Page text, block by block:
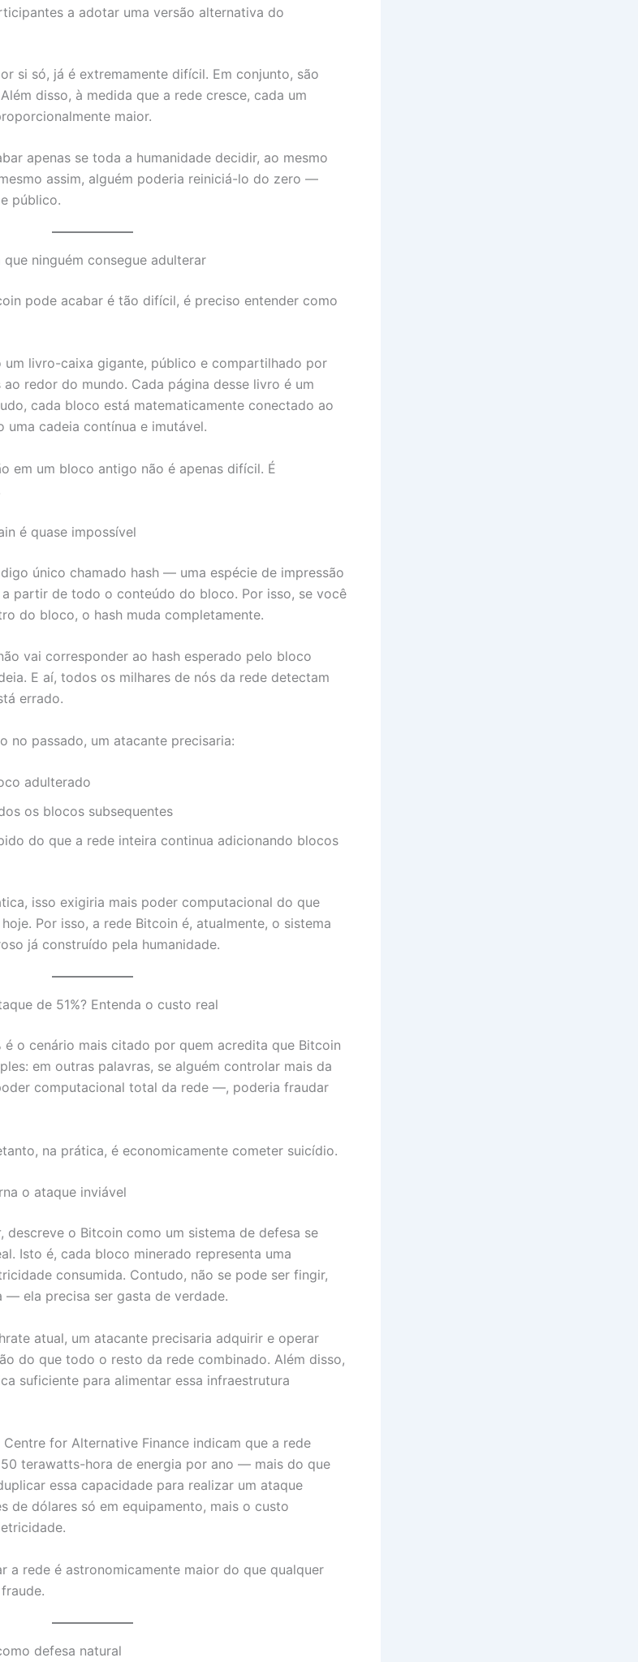
a adotar uma versão alternativa do
si só, já é extremamente difícil. Em conjunto, são
disso, à medida que a rede cresce, cada um
maior.
apenas se toda a humanidade decidir, ao mesmo
assim, alguém poderia reiniciá-lo do zero —
público.
ninguém consegue adulterar
pode acabar é tão difícil, é preciso entender como
um livro-caixa gigante, público e compartilhado por
redor do mundo. Cada página desse livro é um
cada bloco está matematicamente conectado ao
cadeia contínua e imutável.
em um bloco antigo não é apenas difícil. É
é quase impossível
único chamado hash — uma espécie de impressão
partir de todo o conteúdo do bloco. Por isso, se você
do bloco, o hash muda completamente.
vai corresponder ao hash esperado pelo bloco
E aí, todos os milhares de nós da rede detectam
errado.
no passado, um atacante precisaria:
adulterado
os blocos subsequentes
do que a rede inteira continua adicionando blocos
isso exigiria mais poder computacional do que
Por isso, a rede Bitcoin é, atualmente, o sistema
já construído pela humanidade.
de 51%? Entenda o custo real
é o cenário mais citado por quem acredita que Bitcoin
em outras palavras, se alguém controlar mais da
computacional total da rede —, poderia fraudar
na prática, é economicamente cometer suicídio.
o ataque inviável
, descreve o Bitcoin como um sistema de defesa se
Isto é, cada bloco minerado representa uma
consumida. Contudo, não se pode ser fingir,
— ela precisa ser gasta de verdade.
atual, um atacante precisaria adquirir e operar
do que todo o resto da rede combinado. Além disso,
suficiente para alimentar essa infraestrutura
for Alternative Finance indicam que a rede
terawatts-hora de energia por ano — mais do que
essa capacidade para realizar um ataque
de dólares só em equipamento, mais o custo
a rede é astronomicamente maior do que qualquer
defesa natural